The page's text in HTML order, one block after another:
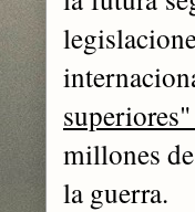
millones
la guerra.